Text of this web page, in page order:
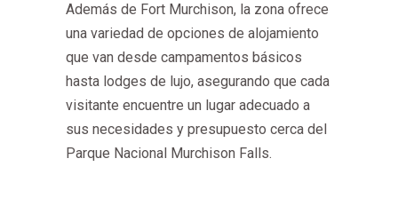
Además de Fort Murchison, la zona ofrece
una variedad de opciones de alojamiento
que van desde campamentos básicos
hasta lodges de lujo, asegurando que cada
visitante encuentre un lugar adecuado a
sus necesidades y presupuesto cerca del
Parque Nacional Murchison Falls.